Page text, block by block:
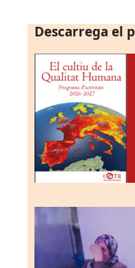
Descarrega el